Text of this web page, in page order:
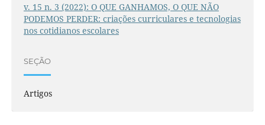
v. 15 n. 3 (2022): O QUE GANHAMOS, O QUE NÃO
PODEMOS PERDER: criações curriculares e tecnologias
nos cotidianos escolares
SEÇÃO
Artigos